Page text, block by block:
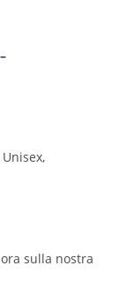
sulla nostra